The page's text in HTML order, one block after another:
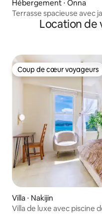
Hébergement ⋅ Onna
Terrasse spacieuse avec
Location de
Coup de cœur voyageurs
Coup de cœur voyageurs
Villa ⋅ Nakijin
Villa de luxe avec piscine